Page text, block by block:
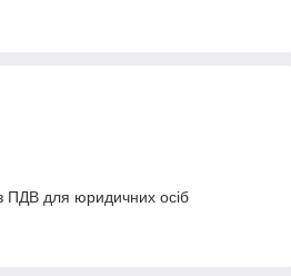
з ПДВ для юридичних осіб